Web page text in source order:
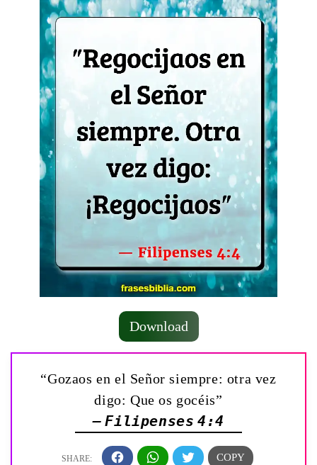
Download
“Gozaos en el Señor siempre: otra vez
digo: Que os gocéis”
— Filipenses 4:4